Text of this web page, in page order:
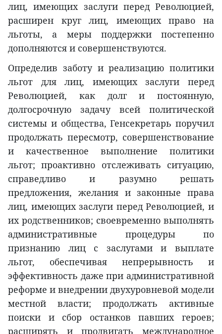
лиц, имеющих заслуги перед Революцией,
расширен круг лиц, имеющих право на
льготы, а меры поддержки постепенно
дополняются и совершенствуются.
Определив заботу и реализацию политики
льгот для лиц, имеющих заслуги перед
Революцией, как долг и постоянную,
долгосрочную задачу всей политической
системы и общества, Генсекретарь поручил
продолжать пересмотр, совершенствование
и качественное выполнение политики
льгот; проактивно отслеживать ситуацию,
справедливо и разумно решать
предложения, желания и законные права
лиц, имеющих заслуги перед Революцией, и
их родственников; своевременно выполнять
административные процедуры по
признанию лиц с заслугами и выплате
льгот, обеспечивая непрерывность и
эффективность даже при административной
реформе и внедрении двухуровневой модели
местной власти; продолжать активные
поиски и сбор останков павших героев;
расширять и продвигать международное